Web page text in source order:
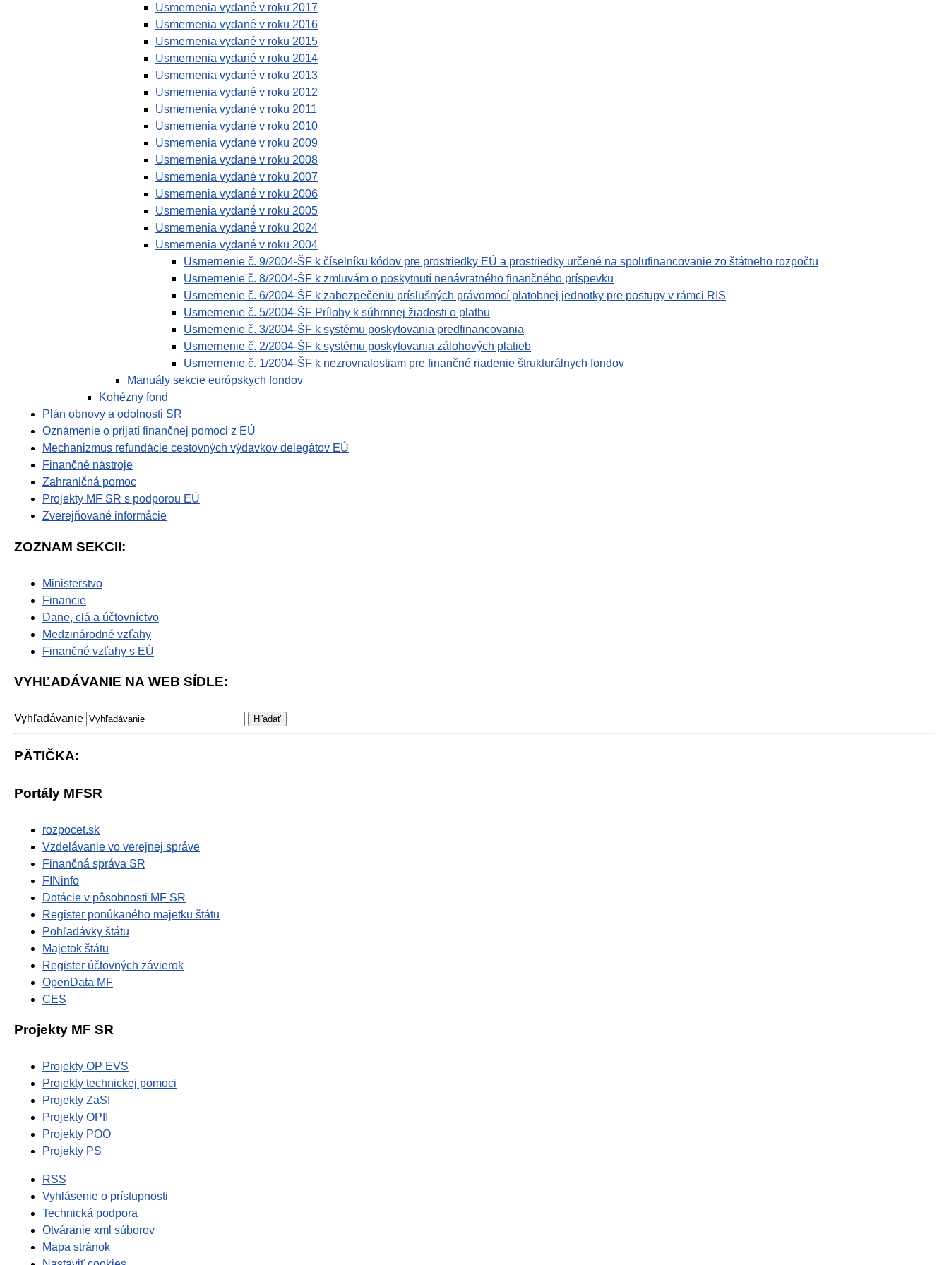
Usmernenia vydané v roku 2017
Usmernenia vydané v roku 2016
Usmernenia vydané v roku 2015
Usmernenia vydané v roku 2014
Usmernenia vydané v roku 2013
Usmernenia vydané v roku 2012
Usmernenia vydané v roku 2011
Usmernenia vydané v roku 2010
Usmernenia vydané v roku 2009
Usmernenia vydané v roku 2008
Usmernenia vydané v roku 2007
Usmernenia vydané v roku 2006
Usmernenia vydané v roku 2005
Usmernenia vydané v roku 2024
Usmernenia vydané v roku 2004
Usmernenie č. 9/2004-ŠF k číselníku kódov pre prostriedky EÚ a prostriedky určené na spolufinancovanie zo štátneho rozpočtu
Usmernenie č. 8/2004-ŠF k zmluvám o poskytnutí nenávratného finančného príspevku
Usmernenie č. 6/2004-ŠF k zabezpečeniu príslušných právomocí platobnej jednotky pre postupy v rámci RIS
Usmernenie č. 5/2004-ŠF Prílohy k súhrnnej žiadosti o platbu
Usmernenie č. 3/2004-ŠF k systému poskytovania predfinancovania
Usmernenie č. 2/2004-ŠF k systému poskytovania zálohových platieb
Usmernenie č. 1/2004-ŠF k nezrovnalostiam pre finančné riadenie štrukturálnych fondov
Manuály sekcie európskych fondov
Kohézny fond
Plán obnovy a odolnosti SR
Oznámenie o prijatí finančnej pomoci z EÚ
Mechanizmus refundácie cestovných výdavkov delegátov EÚ
Finančné nástroje
Zahraničná pomoc
Projekty MF SR s podporou EÚ
Zverejňované informácie
ZOZNAM SEKCII:
Ministerstvo
Financie
Dane, clá a účtovníctvo
Medzinárodné vzťahy
Finančné vzťahy s EÚ
VYHĽADÁVANIE NA WEB SÍDLE:
Vyhľadávanie
PÄTIČKA:
Portály MFSR
rozpocet.sk
Vzdelávanie vo verejnej správe
Finančná správa SR
FINinfo
Dotácie v pôsobnosti MF SR
Register ponúkaného majetku štátu
Pohľadávky štátu
Majetok štátu
Register účtovných závierok
OpenData MF
CES
Projekty MF SR
Projekty OP EVS
Projekty technickej pomoci
Projekty ZaSI
Projekty OPII
Projekty POO
Projekty PS
RSS
Vyhlásenie o prístupnosti
Technická podpora
Otváranie xml súborov
Mapa stránok